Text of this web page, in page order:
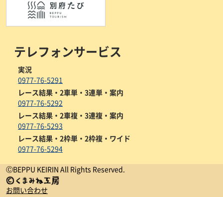
テレフォンサービス
実況
0977-76-5291
レース結果・2車単・3連単・案内
0977-76-5292
レース結果・2車複・3連複・案内
0977-76-5293
レース結果・2枠単・2枠複・ワイド
0977-76-5294
ⒸBEPPU KEIRIN All Rights Reserved.
お問い合わせ